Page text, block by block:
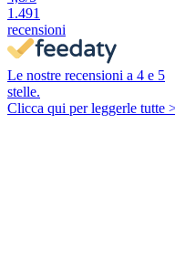
1.491
recensioni
Le nostre recensioni a 4 e 5
stelle.
Clicca qui per leggerle tutte